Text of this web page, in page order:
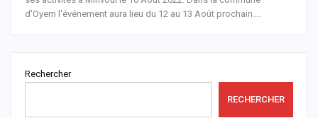
d'Oyem l'événement aura lieu du 12 au 13 Août prochain.
Rechercher
RECHERCHER